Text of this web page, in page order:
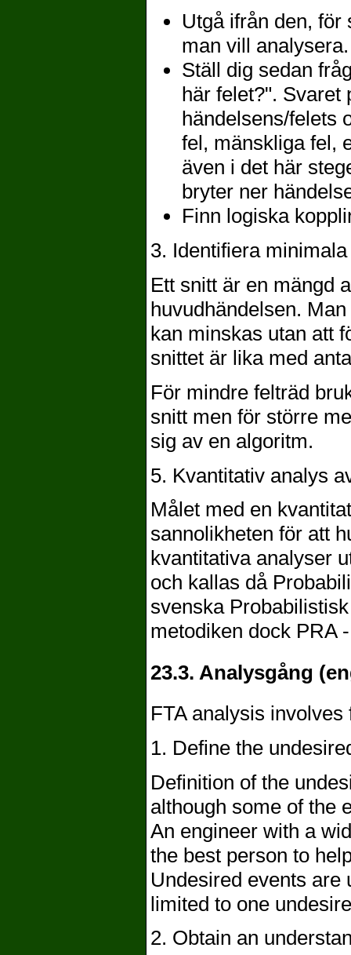
Utgå ifrån den,
man vill analysera.
Ställ dig sedan
här felet?". Svaret
händelsens/felets
fel, mänskliga fel,
även i det här
bryter ner
Finn logiska
3. Identifiera
Ett snitt är en mängd
huvudhändelsen.
kan minskas utan att
snittet är lika med
För mindre felträd
snitt men för större
sig av en algoritm.
5. Kvantitativ analys
Målet med en
sannolikheten för att
kvantitativa analyser
och kallas då
svenska
metodiken dock PRA
23.3. Analysgång
FTA analysis involves
1. Define the
Definition of the
although some of the
An engineer with a
the best person to
Undesired events are
limited to one
2. Obtain an